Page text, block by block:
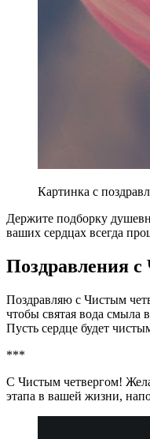
Картинка с
Держите подборку
ваших сердцах всегда
Поздравления
Поздравляю с Чистым
чтобы святая вода смыла
Пусть сердце будет
***
С Чистым четвергом!
этапа в вашей жизни,